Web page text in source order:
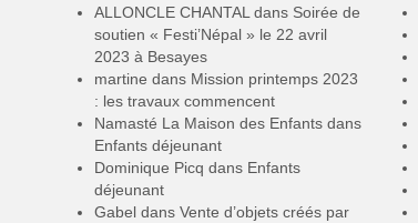
ALLONCLE CHANTAL dans Soirée de
soutien « Festi’Népal » le 22 avril
2023 à Besayes
martine dans Mission printemps 2023
: les travaux commencent
Namasté La Maison des Enfants dans
Enfants déjeunant
Dominique Picq dans Enfants
déjeunant
Gabel dans Vente d’objets créés par